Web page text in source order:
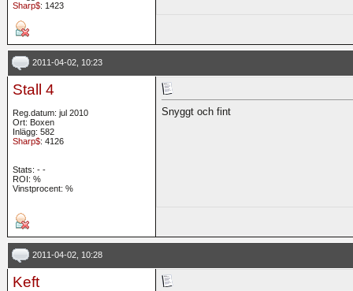
Sharp$: 1423
2011-04-02, 10:23
Stall 4
Reg.datum: jul 2010
Ort: Boxen
Inlägg: 582
Sharp$: 4126
Stats: - -
ROI: %
Vinstprocent: %
Snyggt och fint
2011-04-02, 10:28
Keft